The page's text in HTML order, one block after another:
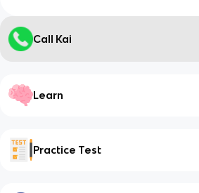
Call Kai
Learn
Practice Test